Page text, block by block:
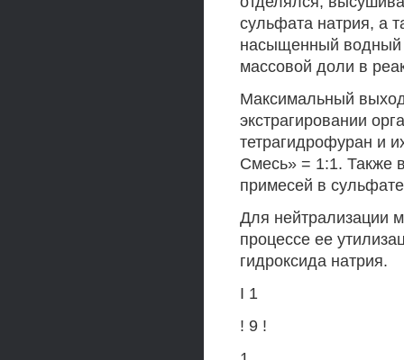
сульфата натрия, а
насыщенный водный
массовой доли в
Максимальный
экстрагировании
тетрагидрофуран и
Смесь» = 1:1. Также
примесей в
Для нейтрализации
процессе ее
гидроксида натрия.
I 1
! 9 !